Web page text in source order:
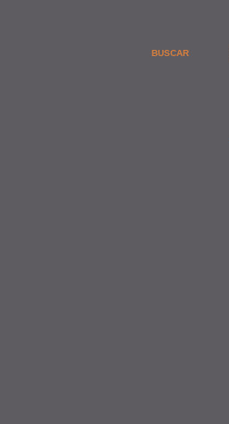
BUSCAR